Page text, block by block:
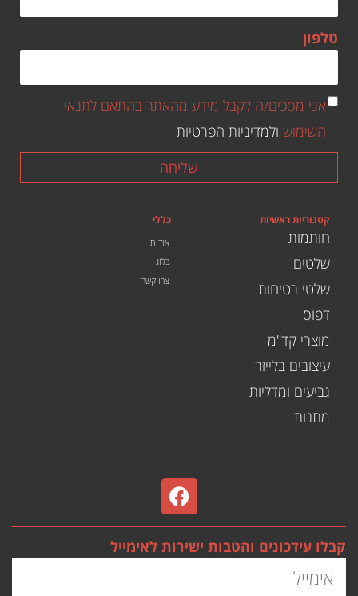
טלפון
אני מסכים/ה לקבל מידע מהאתר בהתאם לתנאי
השימוש ולמדיניות הפרטיות
שליחה
קטגוריות ראשיות
חותמות
שלטים
שלטי בטיחות
דפוס
מוצרי קד"מ
עיצובים בלייזר
גביעים ומדליות
מתנות
כללי
אודות
בלוג
צרו קשר
קבלו עידכונים והטבות ישירות לאימייל